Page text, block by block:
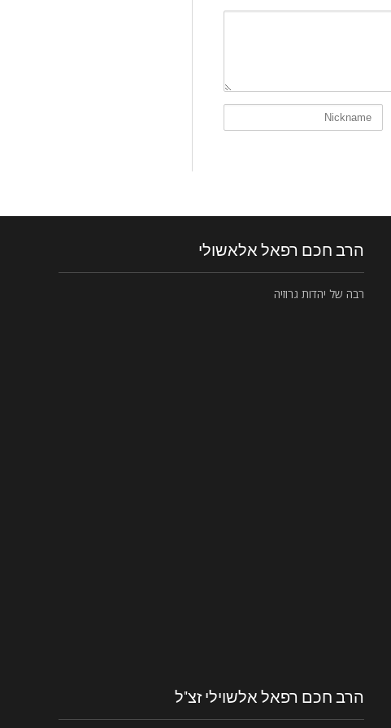
הרב חכם רפאל אלאשולי
רבה של יהדות גרוזיה
הרב חכם רפאל אלשוילי זצ"ל